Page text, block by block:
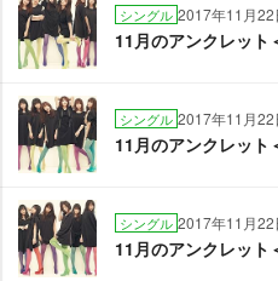
シングル 2017年11月22
11月のアンクレッ
シングル 2017年11月22
11月のアンクレッ
シングル 2017年11月22
11月のアンクレッ